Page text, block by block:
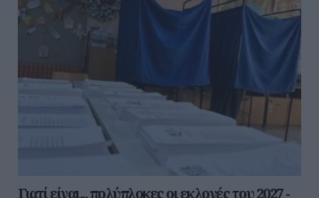
Γιατί είναι... πολύπλοκες οι εκλογές του 2027 -